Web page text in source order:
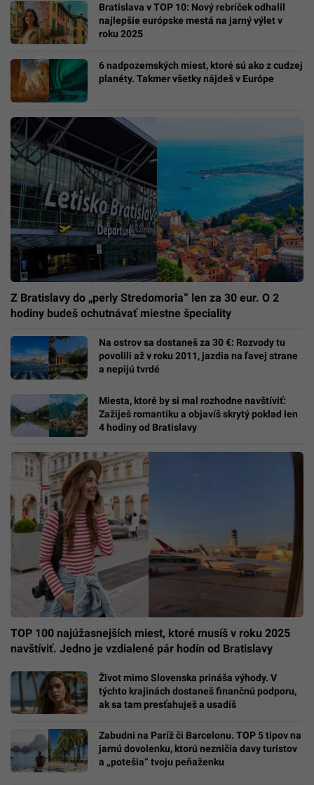
Bratislava v TOP 10: Nový rebríček odhalil
najlepšie európske mestá na jarný výlet v
roku 2025
6 nadpozemských miest, ktoré sú ako z cudzej
planéty. Takmer všetky nájdeš v Európe
Z Bratislavy do „perly Stredomoria“ len za 30 eur. O 2
hodiny budeš ochutnávať miestne špeciality
Na ostrov sa dostaneš za 30 €: Rozvody tu
povolili až v roku 2011, jazdia na ľavej strane
a nepijú tvrdé
Miesta, ktoré by si mal rozhodne navštíviť:
Zažiješ romantiku a objavíš skrytý poklad len
4 hodiny od Bratislavy
TOP 100 najúžasnejších miest, ktoré musíš v roku 2025
navštíviť. Jedno je vzdialené pár hodín od Bratislavy
Život mimo Slovenska prináša výhody. V
týchto krajinách dostaneš finančnú podporu,
ak sa tam presťahuješ a usadíš
Zabudni na Paríž či Barcelonu. TOP 5 tipov na
jarnú dovolenku, ktorú nezničia davy turistov
a „potešia“ tvoju peňaženku